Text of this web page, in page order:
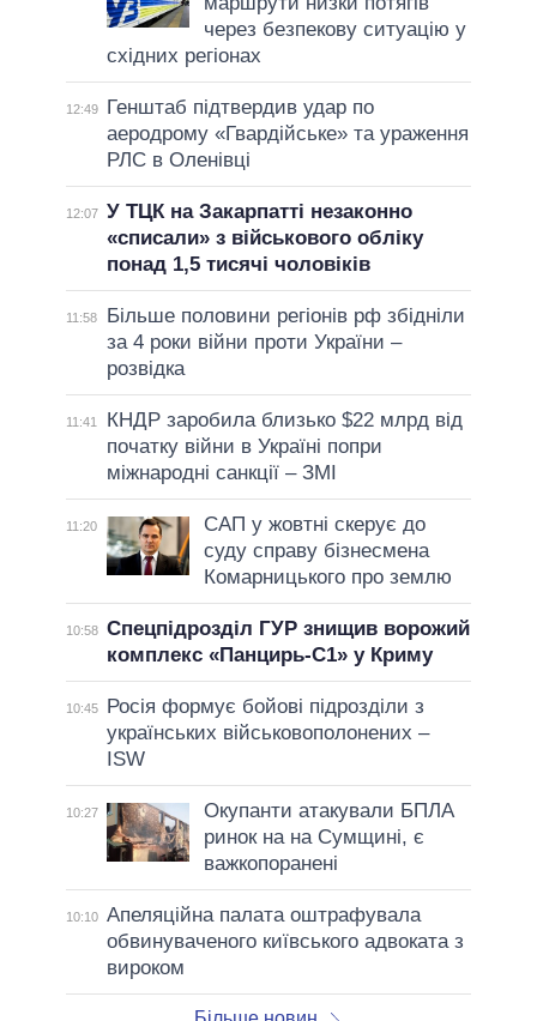
через безпекову ситуацію у
східних регіонах
12:49
Генштаб підтвердив удар по
аеродрому «Гвардійське» та ураження
РЛС в Оленівці
12:07 У ТЦК на Закарпатті незаконно
«списали» з військового обліку
понад 1,5 тисячі чоловіків
11:58
Більше половини регіонів рф збідніли
за 4 роки війни проти України –
розвідка
11:41
КНДР заробила близько $22 млрд від
початку війни в Україні попри
міжнародні санкції – ЗМІ
11:20
САП у жовтні скерує до
суду справу бізнесмена
Комарницького про землю
10:58 Спецпідрозділ ГУР знищив ворожий
комплекс «Панцирь-С1» у Криму
10:45
Росія формує бойові підрозділи з
українських військовополонених –
ISW
10:27
Окупанти атакували БПЛА
ринок на на Сумщині, є
важкопоранені
10:10 Апеляційна палата оштрафувала
обвинуваченого київського адвоката з
вироком